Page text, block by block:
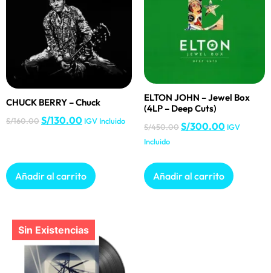
CHUCK BERRY – Chuck
S/160.00S/130.00 IGV Incluido
Añadir al carrito
ELTON JOHN – Jewel Box
(4LP – Deep Cuts)
S/450.00S/300.00 IGV
Incluido
Añadir al carrito